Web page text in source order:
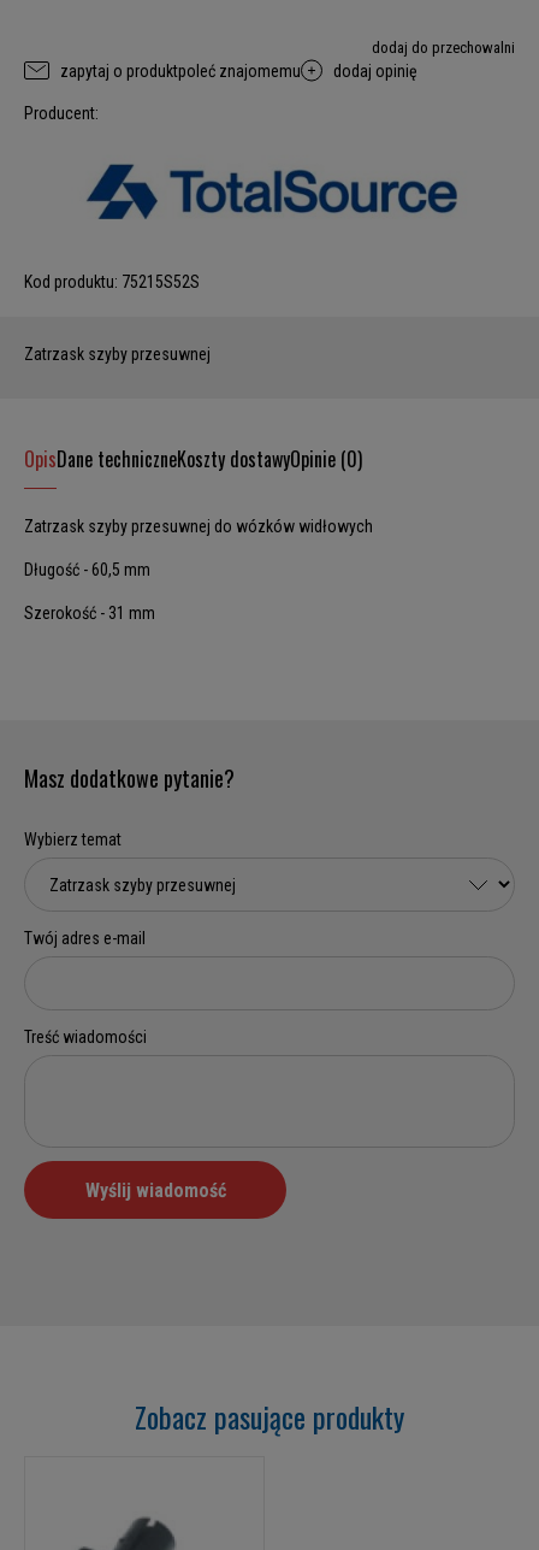
dodaj do przechowalni
zapytaj o produktpoleć znajomemu dodaj opinię
Producent:
Kod produktu: 75215S52S
Zatrzask szyby przesuwnej
OpisDane techniczneKoszty dostawyOpinie (0)
Zatrzask szyby przesuwnej do wózków widłowych
Długość - 60,5 mm
Szerokość - 31 mm
Masz dodatkowe pytanie?
Zobacz pasujące produkty